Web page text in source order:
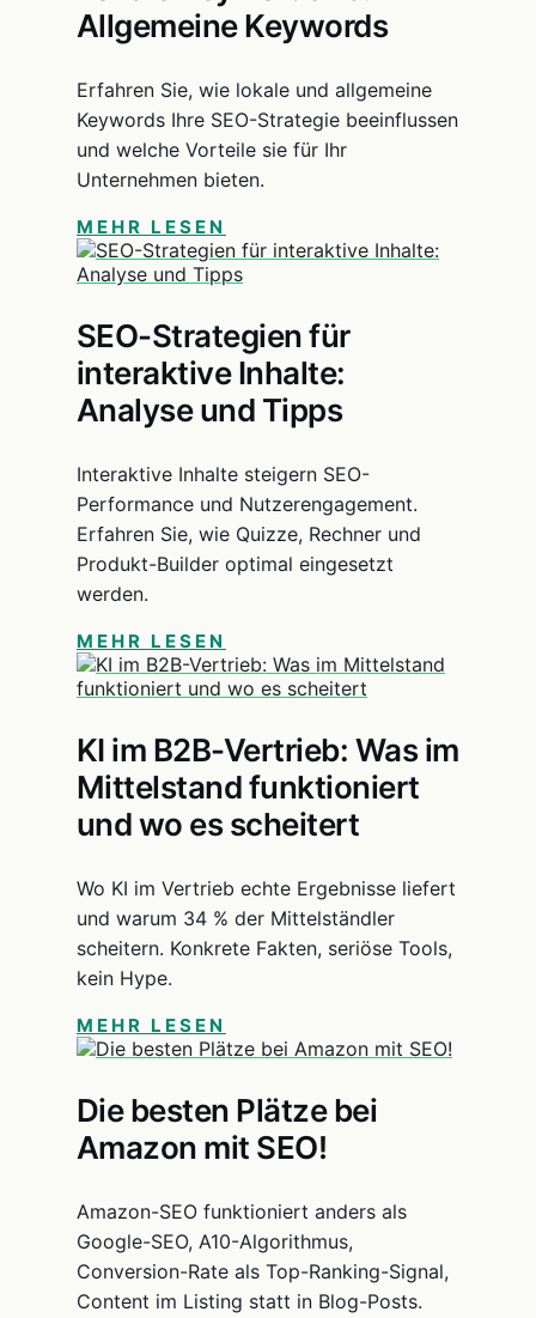
Allgemeine Keywords
Erfahren Sie, wie lokale und allgemeine
Keywords Ihre SEO-Strategie beeinflussen
und welche Vorteile sie für Ihr
Unternehmen bieten.
MEHR LESEN
SEO-Strategien für
interaktive Inhalte:
Analyse und Tipps
Interaktive Inhalte steigern SEO-
Performance und Nutzerengagement.
Erfahren Sie, wie Quizze, Rechner und
Produkt-Builder optimal eingesetzt
werden.
MEHR LESEN
KI im B2B-Vertrieb: Was im
Mittelstand funktioniert
und wo es scheitert
Wo KI im Vertrieb echte Ergebnisse liefert
und warum 34 % der Mittelständler
scheitern. Konkrete Fakten, seriöse Tools,
kein Hype.
MEHR LESEN
Die besten Plätze bei
Amazon mit SEO!
Amazon-SEO funktioniert anders als
Google-SEO, A10-Algorithmus,
Conversion-Rate als Top-Ranking-Signal,
Content im Listing statt in Blog-Posts.